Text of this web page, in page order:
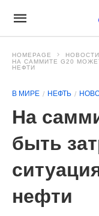
HOMEPAGE
НОВОСТИ
НА САММИТЕ G20
НЕФТИ
В МИРЕ НЕФТЬ
На
быть
нефти